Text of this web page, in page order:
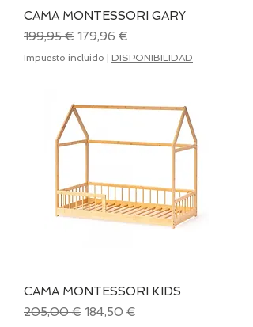
CAMA MONTESSORI GARY
Precio
199,95 € Precio de oferta
179,96 €
Impuesto incluido DISPONIBILIDAD
CAMA MONTESSORI KIDS
Precio
205,00 € Precio de oferta
184,50 €